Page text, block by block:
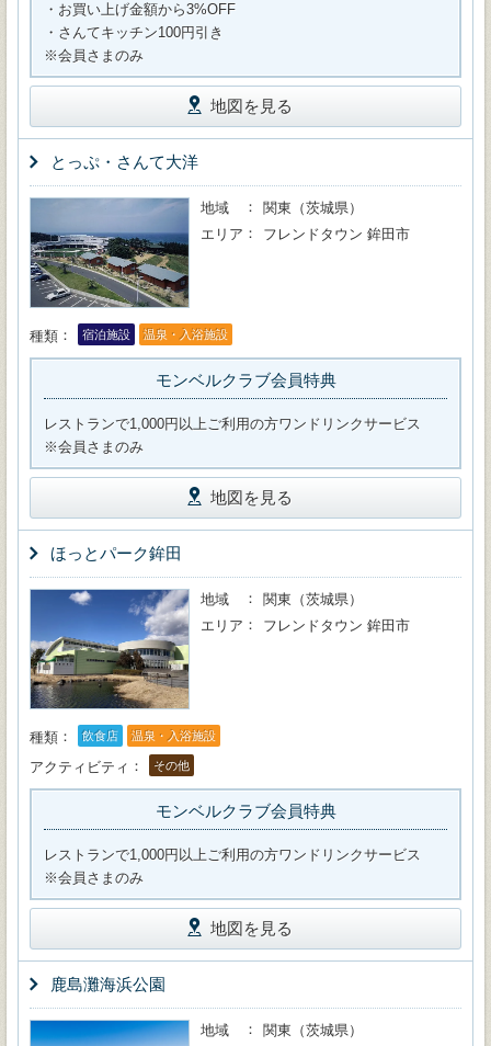
・お買い上げ金額から3%OFF
・さんてキッチン100円引き
※会員さまのみ
地図を見る
とっぷ・さんて大洋
地域
関東（茨城県）
エリア
フレンドタウン 鉾田市
種類 宿泊施設 温泉・入浴施設
モンベルクラブ会員特典
レストランで1,000円以上ご利用の方ワンドリンクサービス
※会員さまのみ
地図を見る
ほっとパーク鉾田
地域
関東（茨城県）
エリア
フレンドタウン 鉾田市
種類 飲食店 温泉・入浴施設
アクティビティ その他
モンベルクラブ会員特典
レストランで1,000円以上ご利用の方ワンドリンクサービス
※会員さまのみ
地図を見る
鹿島灘海浜公園
地域
関東（茨城県）